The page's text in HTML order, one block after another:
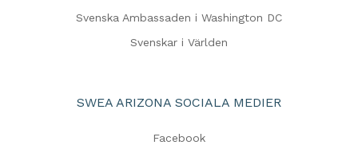
Svenska Ambassaden i Washington DC
Svenskar i Världen
SWEA ARIZONA SOCIALA MEDIER
Facebook